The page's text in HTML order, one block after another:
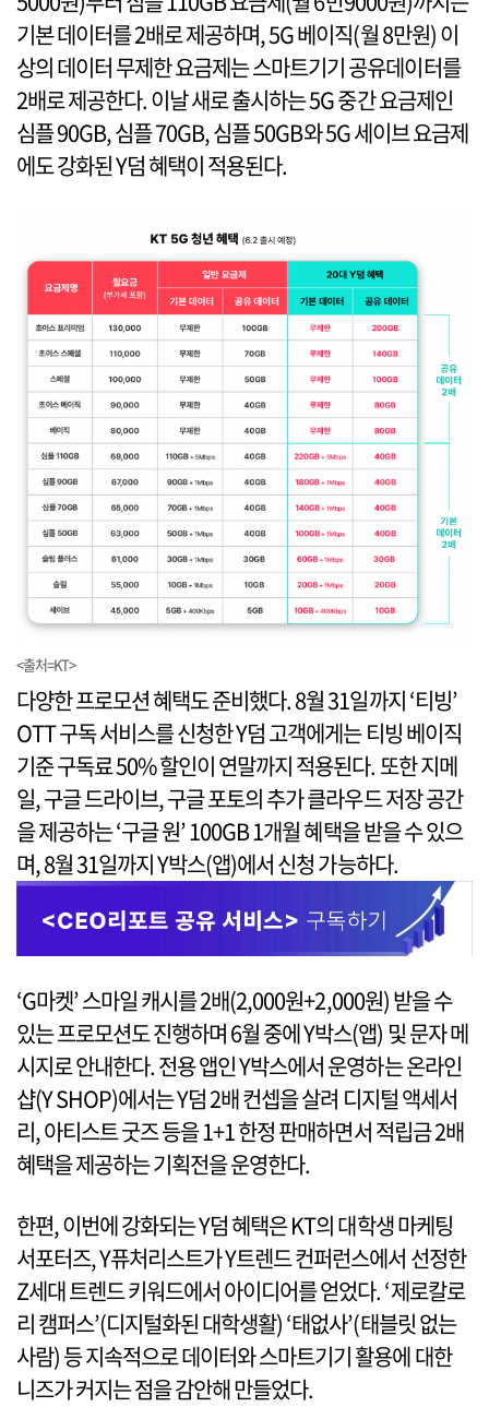
기본 데이터를 2배로 제공하며, 5G 베이직(월 8만원) 이
상의 데이터 무제한 요금제는 스마트기기 공유데이터를
2배로 제공한다. 이날 새로 출시하는 5G 중간 요금제인
심플 90GB, 심플 70GB, 심플 50GB와 5G 세이브 요금제
에도 강화된 Y덤 혜택이 적용된다.
<출처=KT>
다양한 프로모션 혜택도 준비했다. 8월 31일까지 ‘티빙’
OTT 구독 서비스를 신청한 Y덤 고객에게는 티빙 베이직
기준 구독료 50% 할인이 연말까지 적용된다. 또한 지메
일, 구글 드라이브, 구글 포토의 추가 클라우드 저장 공간
을 제공하는 ‘구글 원’ 100GB 1개월 혜택을 받을 수 있으
며, 8월 31일까지 Y박스(앱)에서 신청 가능하다.
‘G마켓’ 스마일 캐시를 2배(2,000원+2,000원) 받을 수
있는 프로모션도 진행하며 6월 중에 Y박스(앱) 및 문자 메
시지로 안내한다. 전용 앱인 Y박스에서 운영하는 온라인
샵(Y SHOP)에서는 Y덤 2배 컨셉을 살려 디지털 액세서
리, 아티스트 굿즈 등을 1+1 한정 판매하면서 적립금 2배
혜택을 제공하는 기획전을 운영한다.
한편, 이번에 강화되는 Y덤 혜택은 KT의 대학생 마케팅
서포터즈, Y퓨처리스트가 Y트렌드 컨퍼런스에서 선정한
Z세대 트렌드 키워드에서 아이디어를 얻었다. ‘제로칼로
리 캠퍼스’(디지털화된 대학생활) ‘태없사’(태블릿 없는
사람) 등 지속적으로 데이터와 스마트기기 활용에 대한
니즈가 커지는 점을 감안해 만들었다.